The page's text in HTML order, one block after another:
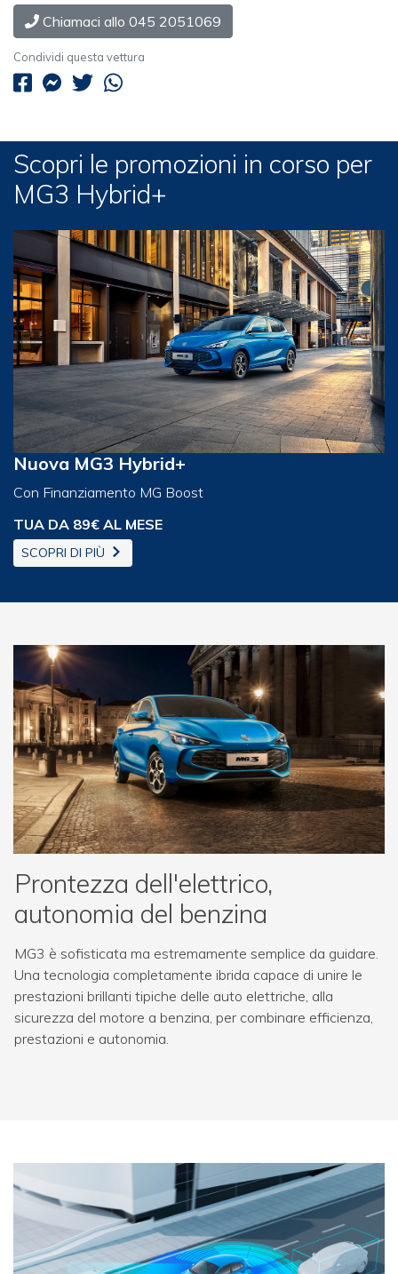
Chiamaci allo 045 2051069
Condividi questa vettura
Scopri le promozioni in corso per
MG3 Hybrid+
Nuova MG3 Hybrid+
Con Finanziamento MG Boost
TUA DA 89€ AL MESE
SCOPRI DI PIÙ
Prontezza dell'elettrico,
autonomia del benzina
MG3 è sofisticata ma estremamente semplice da guidare.
Una tecnologia completamente ibrida capace di unire le
prestazioni brillanti tipiche delle auto elettriche, alla
sicurezza del motore a benzina, per combinare efficienza,
prestazioni e autonomia.